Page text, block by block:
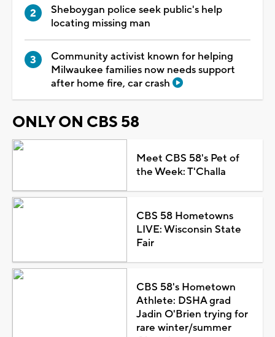
Sheboygan police seek public's help
locating missing man
Community activist known for helping
Milwaukee families now needs support
after home fire, car crash
ONLY ON CBS 58
Meet CBS 58's Pet of
the Week: T'Challa
CBS 58 Hometowns
LIVE: Wisconsin State
Fair
CBS 58's Hometown
Athlete: DSHA grad
Jadin O'Brien trying for
rare winter/summer